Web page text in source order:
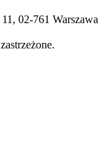
02-761 Warszawa